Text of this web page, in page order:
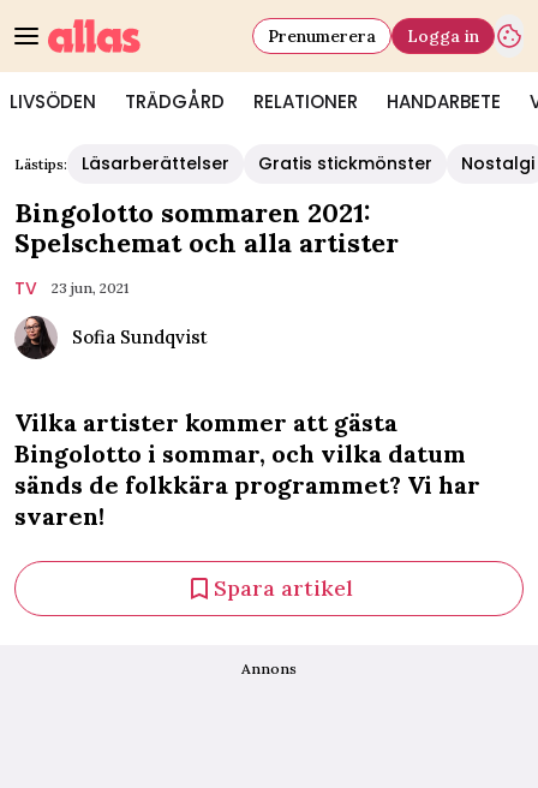
LIVSÖDEN TRÄDGÅRD RELATIONER HANDARBETE
Prenumerera Logga in
Lästips: Läsarberättelser Gratis stickmönster Nostalgi
Bingolotto sommaren 2021:
Spelschemat och alla artister
TV 23 jun, 2021
Sofia Sundqvist
Vilka artister kommer att gästa
Bingolotto i sommar, och vilka datum
sänds de folkkära programmet? Vi har
svaren!
Spara artikel
Annons